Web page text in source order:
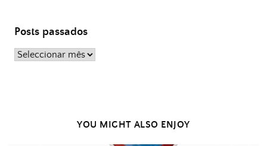
Posts passados
Posts
YOU MIGHT ALSO ENJOY